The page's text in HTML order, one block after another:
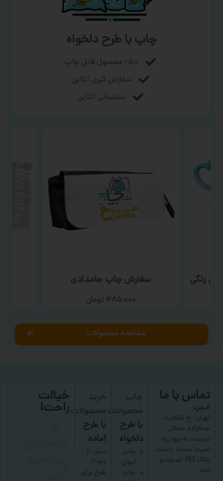
چاپ با طرح دلخواه
۵۰+ محصول قابل چاپ
سفارش گیری آنلاین
پشتیبانی آنلاین
رنگی سفارش چاپ جامدادی
۴۸۵,۰۰۰ تومان
مشاهده محصولات
تماس با ما
آدرس:
تهران، خ انقلاب ،
جمالزاده شمالی ،
نرسیده به چهارراه
نصرت سمت راست ،
پلاک 263 استودیو
اشا
چاپ
محصولات
با طرح
دلخواه
چاپ
لیوان
چاپ
خرید
محصولات
با طرح
آماده
بیش از
۳۰۰۰
طرح برای
خیالت
راحت!